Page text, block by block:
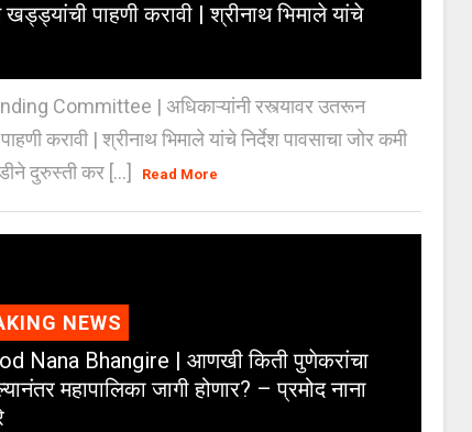
पाहणी करावी | श्रीनाथ भिमाले यांचे
Committee | अधिकाऱ्यांनी रस्त्यावर उतरून
करावी | श्रीनाथ भिमाले यांचे निर्देश पावसाचा जोर कमी
दुरुस्ती कर [...]
Read More
NEWS
Nana Bhangire | आणखी किती पुणेकरांचा
महापालिका जागी होणार? – प्रमोद नाना